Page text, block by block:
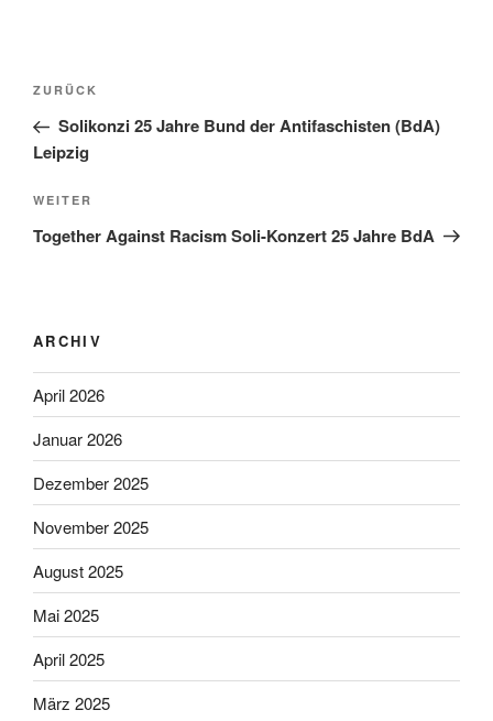
Beitragsnavigation
Vorheriger
Beitrag
ZURÜCK
Solikonzi 25 Jahre Bund der Antifaschisten (BdA)
Leipzig
Nächster
Beitrag
WEITER
Together Against Racism Soli-Konzert 25 Jahre BdA
ARCHIV
April 2026
Januar 2026
Dezember 2025
November 2025
August 2025
Mai 2025
April 2025
März 2025